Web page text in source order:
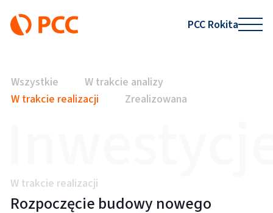
PCC Rokita
Wszystkie
W trakcie analizy
W trakcie realizacji
Zrealizowana
W trakcie realizacji
Rozpoczęcie budowy nowego